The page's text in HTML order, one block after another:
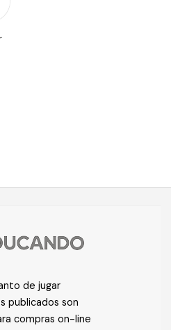
de jugar
publicados son
compras on-line